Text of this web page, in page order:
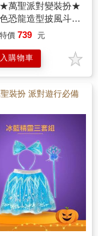
★萬聖派對變裝扮★
恐龍造型披風斗篷
面具/斗篷）
特價 739 元
購物車
裝扮 派對遊行必備